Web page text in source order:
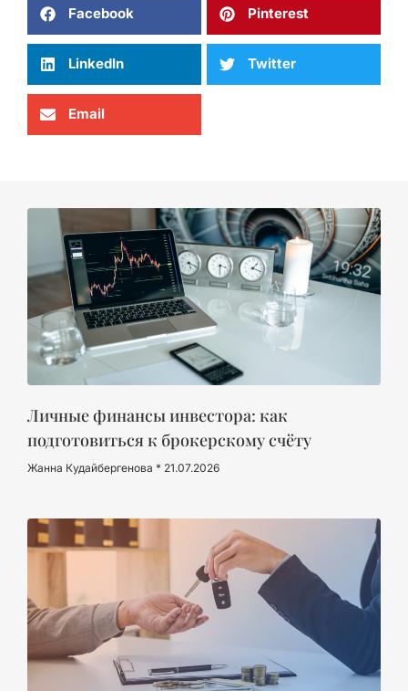
Facebook Pinterest
LinkedIn Twitter
Email
Личные финансы инвестора: как
подготовиться к брокерскому счёту
Жанна Кудайбергенова 21.07.2026